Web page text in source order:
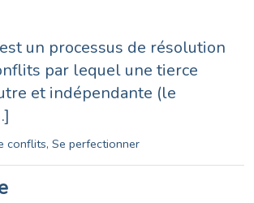
un processus de résolution
par lequel une tierce
et indépendante (le
conflits, Se perfectionner